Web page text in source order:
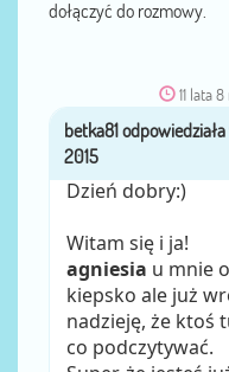
dołączyć do rozmowy.
11 lata
Dzień dobry:)
Witam się i ja!
agniesia u mnie
kiepsko ale już
nadzieję, że ktoś
co podczytywać.